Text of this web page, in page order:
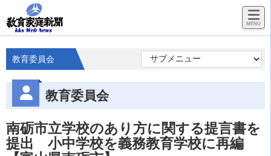
教育委員会
教育委員会
南砺市立学校のあり方に関する提言書を
提出 小中学校を義務教育学校に再編